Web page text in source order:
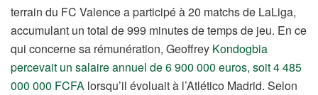
terrain du FC Valence a participé à 20 matchs de LaLiga,
accumulant un total de 999 minutes de temps de jeu. En ce
qui concerne sa rémunération, Geoffrey Kondogbia
percevait un salaire annuel de 6 900 000 euros, soit 4 485
000 000 FCFA lorsqu’il évoluait à l’Atlético Madrid. Selon